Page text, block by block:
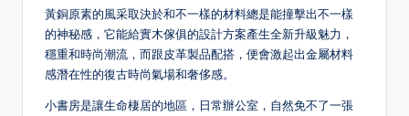
黃銅原素的風采取決於和不一樣的材料總是能撞擊出不一樣
的神秘感，它能給實木傢俱的設計方案產生全新升級魅力，
穩重和時尚潮流，而跟皮革製品配搭，便會激起出金屬材料
感潛在性的復古時尚氣場和奢侈感。
小書房是讓生命棲居的地區，日常辦公室，自然免不了一張